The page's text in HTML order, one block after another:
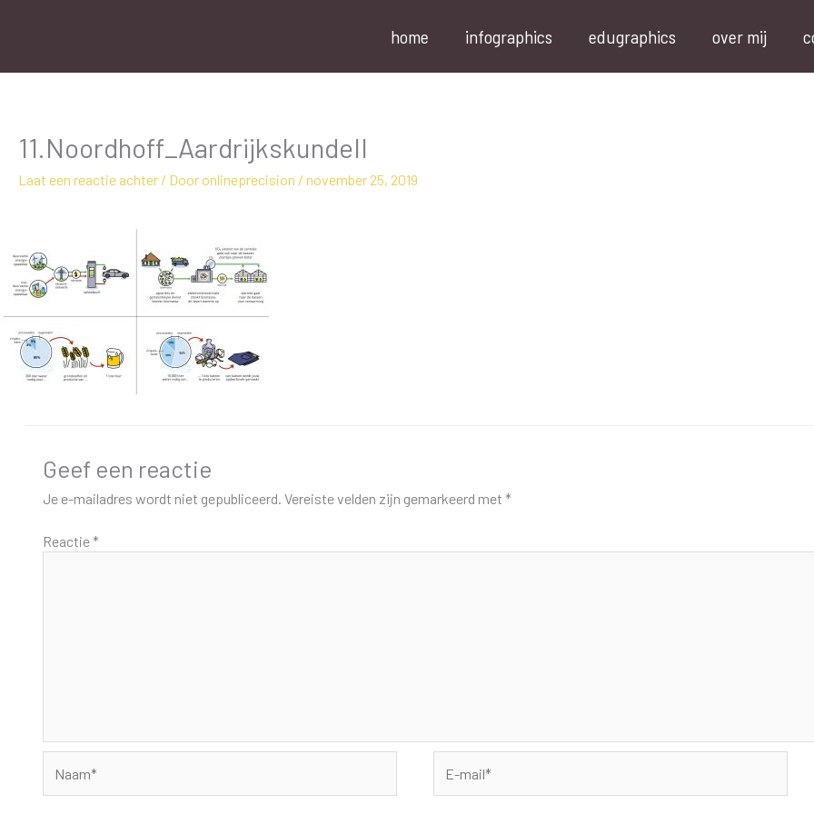
inhoud
home infographics edugraphics over mij
11.Noordhoff_AardrijkskundeII
Laat een reactie achter / Door onlineprecision / november 25, 2019
Geef een reactie
Je e-mailadres wordt niet gepubliceerd. Vereiste velden zijn gemarkeerd met *
Reactie*
mail*